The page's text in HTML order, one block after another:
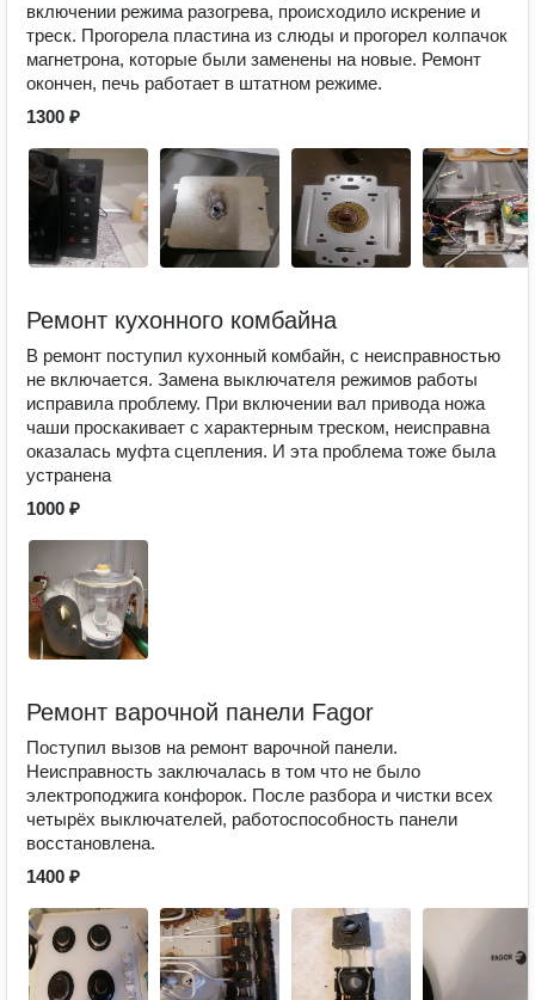
включении режима разогрева, происходило искрение и
треск. Прогорела пластина из слюды и прогорел колпачок
магнетрона, которые были заменены на новые. Ремонт
окончен, печь работает в штатном режиме.
1300 ₽
Ремонт кухонного комбайна
В ремонт поступил кухонный комбайн, с неисправностью
не включается. Замена выключателя режимов работы
исправила проблему. При включении вал привода ножа
чаши проскакивает с характерным треском, неисправна
оказалась муфта сцепления. И эта проблема тоже была
устранена
1000 ₽
Ремонт варочной панели Fagor
Поступил вызов на ремонт варочной панели.
Неисправность заключалась в том что не было
электроподжига конфорок. После разбора и чистки всех
четырёх выключателей, работоспособность панели
восстановлена.
1400 ₽